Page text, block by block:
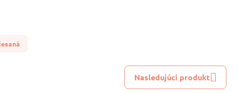
Nasledujúci produkt